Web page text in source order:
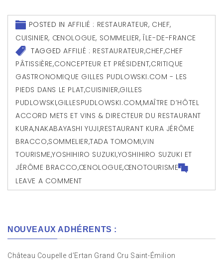
POSTED IN AFFILIÉ : RESTAURATEUR, CHEF,
CUISINIER, ŒNOLOGUE, SOMMELIER,ÎLE-DE-FRANCE
TAGGEDAFFILIÉ : RESTAURATEUR,CHEF,CHEF
PÂTISSIÈRE,CONCEPTEUR ET PRÉSIDENT,CRITIQUE
GASTRONOMIQUE GILLES PUDLOWSKI.COM - LES
PIEDS DANS LE PLAT,CUISINIER,GILLES
PUDLOWSKI,GILLESPUDLOWSKI.COM,MAÎTRE D’HÔTEL
ACCORD METS ET VINS & DIRECTEUR DU RESTAURANT
KURA,NAKABAYASHI YUJI,RESTAURANT KURA JÉRÔME
BRACCO,SOMMELIER,TADA TOMOMI,VIN
TOURISME,YOSHIHIRO SUZUKI,YOSHIHIRO SUZUKI ET
JÉRÔME BRACCO,ŒNOLOGUE,ŒNOTOURISME
LEAVE A COMMENT
NOUVEAUX ADHÉRENTS :
Château Coupelle d’Ertan Grand Cru Saint-Émilion